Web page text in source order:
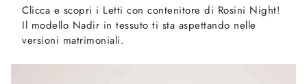
Clicca e scopri i Letti con contenitore di Rosini Night!
Il modello Nadir in tessuto ti sta aspettando nelle
versioni matrimoniali.